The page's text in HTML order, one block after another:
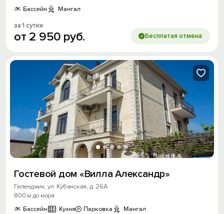
Бассейн
Мангал
за 1 сутки
от 2 950 руб. Бесплатая отмена
Гостевой дом «Вилла Александр»
Геленджик, ул. Кубанская, д. 26А
800 м до моря
Бассейн
Кухня Парковка
Мангал